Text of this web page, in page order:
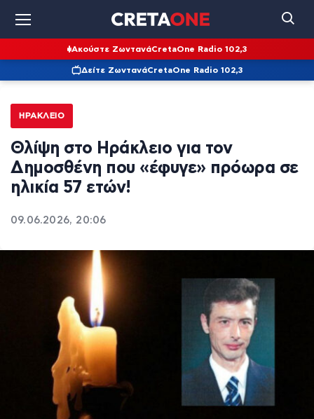
Ακούστε ΖωντανάCretaOne Radio 102,3
Δείτε ΖωντανάCretaOne Radio 102,3
ΗΡΆΚΛΕΙΟ
Θλίψη στο Ηράκλειο για τον
Δημοσθένη που «έφυγε» πρόωρα σε
ηλικία 57 ετών!
09.06.2026, 20:06